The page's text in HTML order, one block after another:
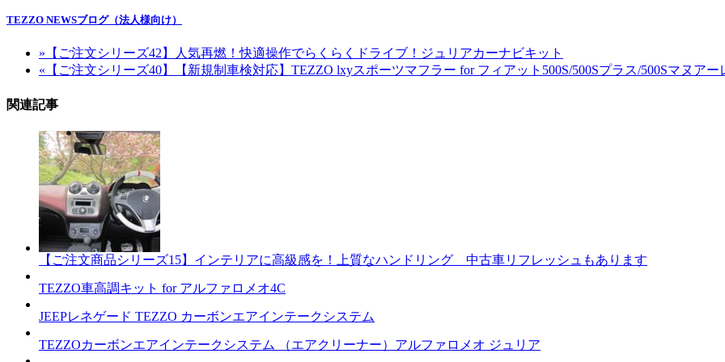
TEZZO NEWSブログ（法人様向け）
» 【ご注文シリーズ42】人気再燃！快適操作でらくらくドライブ！ジュリアカーナビキット
« 【ご注文シリーズ40】【新規制車検対応】TEZZO lxyスポーツマフラー for フィアット500S/500Sプラス/500Sマヌア
関連記事
【ご注文商品シリーズ15】インテリアに高級感を！上質なハンドリング 中古車リフレッシュもあります
TEZZO車高調キット for アルファロメオ4C
JEEPレネゲード TEZZO カーボンエアインテークシステム
TEZZOカーボンエアインテークシステム （エアクリーナー）アルファロメオ ジュリア